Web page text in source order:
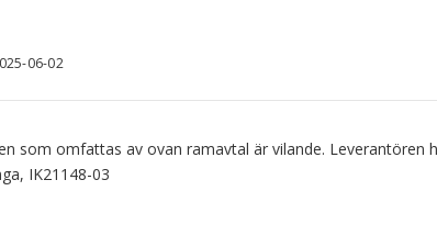
06-02
som omfattas av ovan ramavtal är vilande. Leverantören
IK21148-03